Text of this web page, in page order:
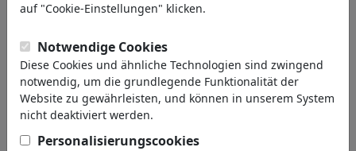
auf "Cookie-Einstellungen" klicken.
Notwendige Cookies
Diese Cookies und ähnliche Technologien sind zwingend
notwendig, um die grundlegende Funktionalität der
Website zu gewährleisten, und können in unserem System
nicht deaktiviert werden.
Personalisierungscookies